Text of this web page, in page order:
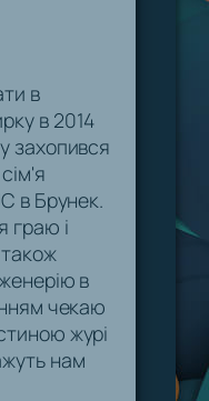
в
в 2014
захопився
в Брунек.
граю і
в
чекаю
журі
нам